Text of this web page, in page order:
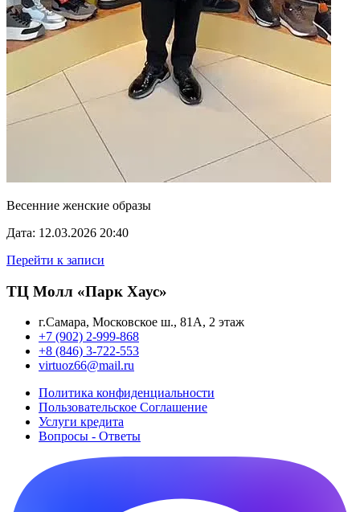
Весенние женские образы
Дата: 12.03.2026 20:40
Перейти к записи
ТЦ Молл «Парк Хаус»
г.Самара, Московское ш., 81А, 2 этаж
+7 (902) 2-999-868
+8 (846) 3-722-553
virtuoz66@mail.ru
Политика конфиденциальности
Пользовательское Cоглашение
Услуги кредита
Вопросы - Ответы